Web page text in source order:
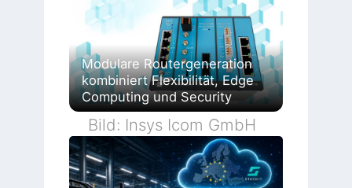
Modulare Routergeneration
kombiniert Flexibilität, Edge
Computing und Security
Bild: Insys Icom GmbH